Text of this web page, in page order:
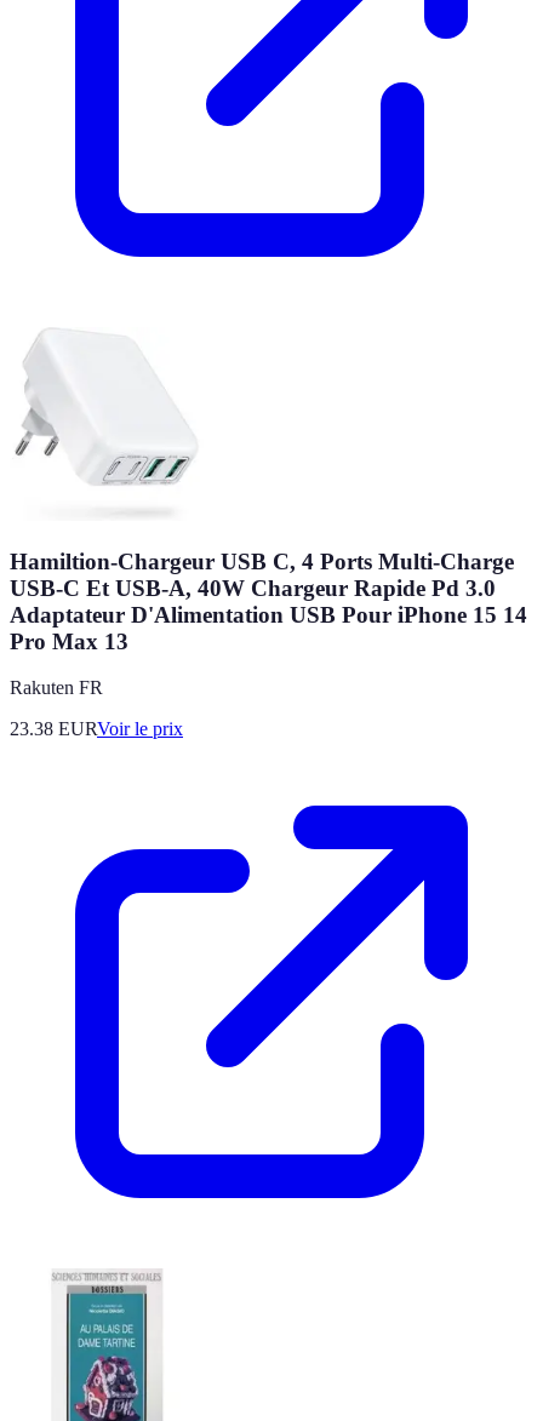
Hamiltion-Chargeur USB C, 4 Ports Multi-Charge
USB-C Et USB-A, 40W Chargeur Rapide Pd 3.0
Adaptateur D'Alimentation USB Pour iPhone 15 14
Pro Max 13
Rakuten FR
23.38 EURVoir le prix